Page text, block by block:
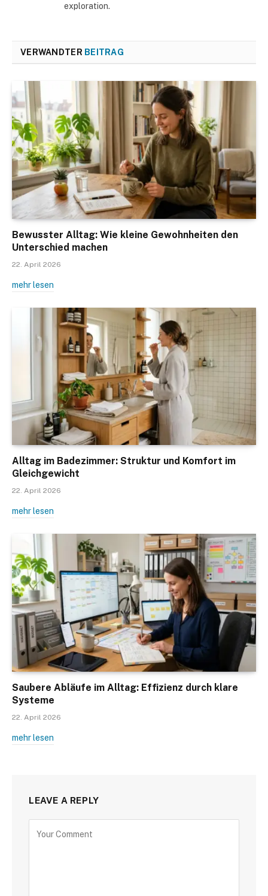
exploration.
VERWANDTER BEITRAG
Bewusster Alltag: Wie kleine Gewohnheiten den
Unterschied machen
22. April 2026
mehr lesen
Alltag im Badezimmer: Struktur und Komfort im
Gleichgewicht
22. April 2026
mehr lesen
Saubere Abläufe im Alltag: Effizienz durch klare
Systeme
22. April 2026
mehr lesen
LEAVE A REPLY